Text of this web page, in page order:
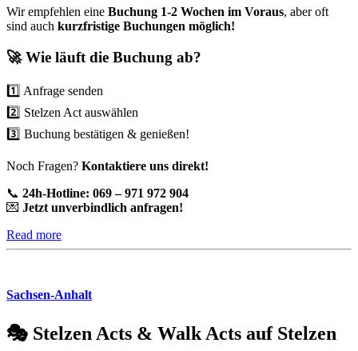
Wir empfehlen eine Buchung 1-2 Wochen im Voraus, aber oft
sind auch kurzfristige Buchungen möglich!
🚀 Wie läuft die Buchung ab?
1️⃣ Anfrage senden
2️⃣ Stelzen Act auswählen
3️⃣ Buchung bestätigen & genießen!
Noch Fragen? Kontaktiere uns direkt!
📞 24h-Hotline: 069 – 971 972 904
💌 Jetzt unverbindlich anfragen!
Read more
Sachsen-Anhalt
🎭 Stelzen Acts & Walk Acts auf Stelzen